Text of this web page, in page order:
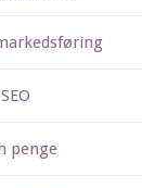
SEO
penge